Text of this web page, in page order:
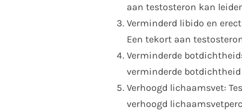
aan testosteron kan
Verminderd libido en
Een tekort aan
Verminderde
verminderde botdichtheid
Verhoogd lichaamsvet:
verhoogd